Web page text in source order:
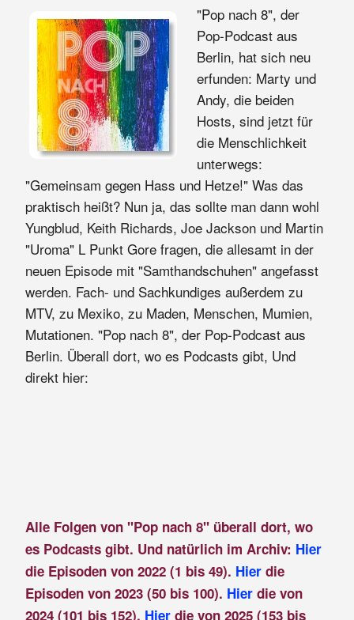
"Pop nach 8", der
Pop-Podcast aus
Berlin, hat sich neu
erfunden: Marty und
Andy, die beiden
Hosts, sind jetzt für
die Menschlichkeit
unterwegs:
"Gemeinsam gegen Hass und Hetze!" Was das
praktisch heißt? Nun ja, das sollte man dann wohl
Yungblud, Keith Richards, Joe Jackson und Martin
"Uroma" L Punkt Gore fragen, die allesamt in der
neuen Episode mit "Samthandschuhen" angefasst
werden. Fach- und Sachkundiges außerdem zu
MTV, zu Mexiko, zu Maden, Menschen, Mumien,
Mutationen. "Pop nach 8", der Pop-Podcast aus
Berlin. Überall dort, wo es Podcasts gibt, Und
direkt hier:
Alle Folgen von "Pop nach 8" überall dort, wo
es Podcasts gibt. Und natürlich im Archiv: Hier
die Episoden von 2022 (1 bis 49). Hierdie
Episoden von 2023 (50 bis 100). Hier die von
2024 (101 bis 152). Hier die von 2025 (153 bis